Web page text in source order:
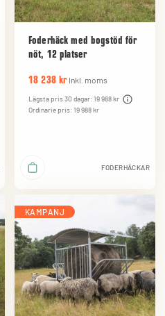
Foderhäck med bogstöd för
nöt, 12 platser
18 238 kr Inkl. moms
Lägsta pris 30 dagar: 19 988 kr
Ordinarie pris: 19 988 kr
FODERHÄCKAR
KAMPANJ